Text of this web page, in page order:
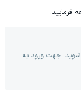
فرمایید.
شوید. جهت ورود به